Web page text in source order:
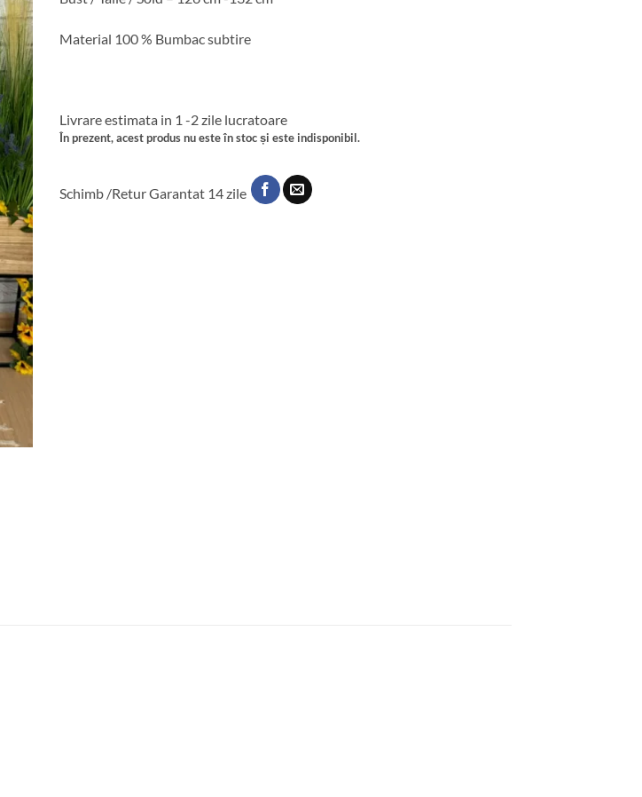
Material 100 % Bumbac subtire
Livrare estimata in 1 -2 zile lucratoare
În prezent, acest produs nu este în stoc și este indisponibil.
Schimb /Retur Garantat 14 zile